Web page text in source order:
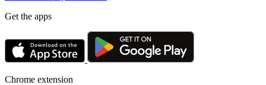
Get the apps
Chrome extension